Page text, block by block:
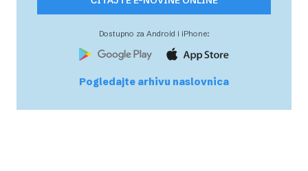
Dostupno za Android i iPhone:
Pogledajte arhivu naslovnica